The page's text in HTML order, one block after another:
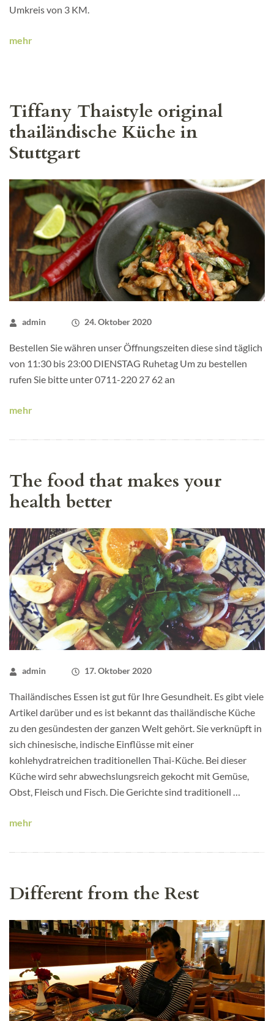
Umkreis von 3 KM.
mehr
Tiffany Thaistyle original
thailändische Küche in
Stuttgart
admin 24. Oktober 2020
Bestellen Sie währen unser Öffnungszeiten diese sind täglich
von 11:30 bis 23:00 DIENSTAG Ruhetag Um zu bestellen
rufen Sie bitte unter 0711-220 27 62 an
mehr
The food that makes your
health better
admin 17. Oktober 2020
Thailändisches Essen ist gut für Ihre Gesundheit. Es gibt viele
Artikel darüber und es ist bekannt das thailändische Küche
zu den gesündesten der ganzen Welt gehört. Sie verknüpft in
sich chinesische, indische Einflüsse mit einer
kohlehydratreichen traditionellen Thai-Küche. Bei dieser
Küche wird sehr abwechslungsreich gekocht mit Gemüse,
Obst, Fleisch und Fisch. Die Gerichte sind traditionell …
mehr
Different from the Rest